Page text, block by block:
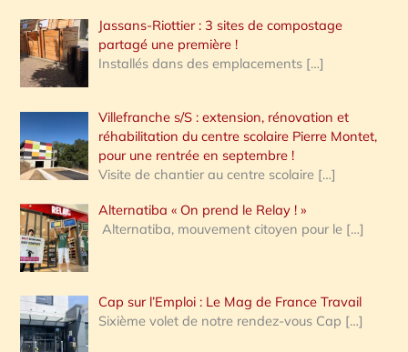
Jassans-Riottier : 3 sites de compostage
partagé une première !
Installés dans des emplacements […]
Villefranche s/S : extension, rénovation et
réhabilitation du centre scolaire Pierre Montet,
pour une rentrée en septembre !
Visite de chantier au centre scolaire […]
Alternatiba « On prend le Relay ! »
Alternatiba, mouvement citoyen pour le […]
Cap sur l’Emploi : Le Mag de France Travail
Sixième volet de notre rendez-vous Cap […]